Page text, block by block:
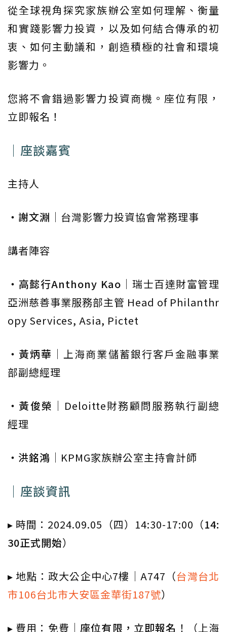
從全球視角探究家族辦公室如何理解、衡量
和實踐影響力投資，以及如何結合傳承的初
衷、如何主動議和，創造積極的社會和環境
影響力。
您將不會錯過影響力投資商機。座位有限，
立即報名！
｜座談嘉賓
主持人
‧謝文淵 ｜台灣影響力投資協會常務理事
講者陣容
‧高懿行Anthony Kao ｜瑞士百達財富管理
亞洲慈善事業服務部主管 Head of Philanthr
opy Services, Asia, Pictet
‧黃炳華 ｜上海商業儲蓄銀行客戶金融事業
部副總經理
‧黃俊榮 ｜Deloitte財務顧問服務執行副總
經理
‧洪銘鴻 ｜KPMG家族辦公室主持會計師
｜座談資訊
▸ 時間：2024.09.05（四）14:30-17:00（14:
30正式開始）
▸ 地點：政大公企中心7樓｜A747（台灣台北
市106台北市大安區金華街187號）
▸ 費用：免費｜座位有限，立即報名 ！（上海